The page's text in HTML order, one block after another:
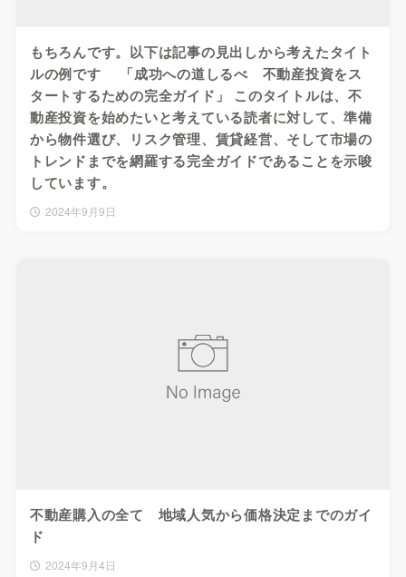
もちろんです。以下は記事の見出しから考えたタイト
ルの例です 「成功への道しるべ 不動産投資をス
タートするための完全ガイド」 このタイトルは、不
動産投資を始めたいと考えている読者に対して、準備
から物件選び、リスク管理、賃貸経営、そして市場の
トレンドまでを網羅する完全ガイドであることを示唆
しています。
2024年9月9日
不動産購入の全て 地域人気から価格決定までのガイ
ド
2024年9月4日